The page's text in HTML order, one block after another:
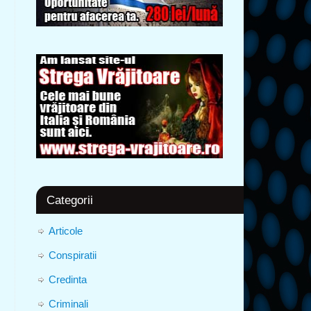
Categorii
Articole
Conspiratii
Credinta
Criminali